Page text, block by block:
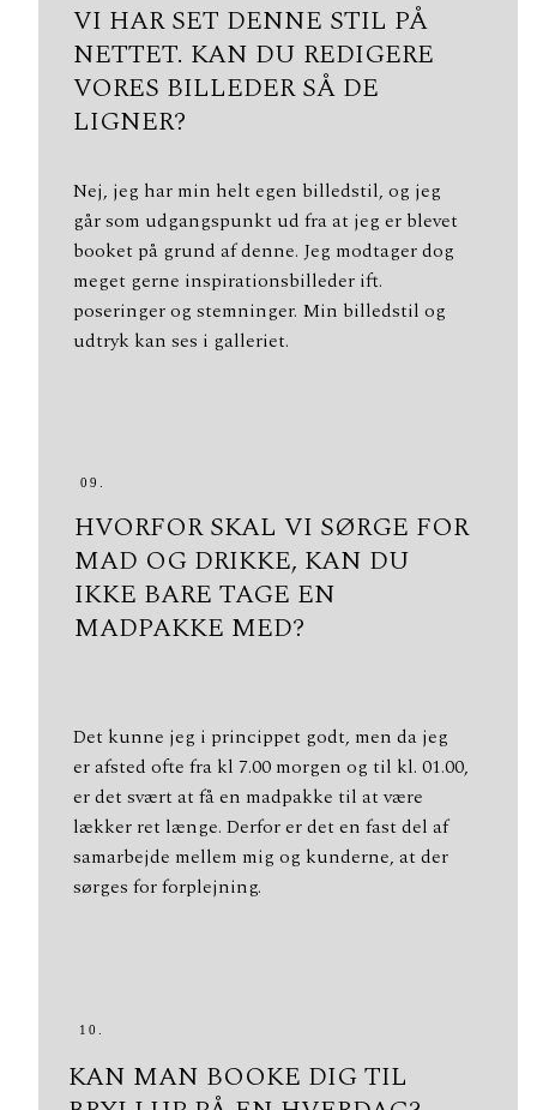
VI HAR SET DENNE STIL PÅ
NETTET. KAN DU REDIGERE
VORES BILLEDER SÅ DE
LIGNER?
Nej, jeg har min helt egen billedstil, og jeg
går som udgangspunkt ud fra at jeg er blevet
booket på grund af denne. Jeg modtager dog
meget gerne inspirationsbilleder ift.
poseringer og stemninger. Min billedstil og
udtryk kan ses i galleriet.
09.
HVORFOR SKAL VI SØRGE FOR
MAD OG DRIKKE, KAN DU
IKKE BARE TAGE EN
MADPAKKE MED?
10.
Det kunne jeg i princippet godt, men da jeg
er afsted ofte fra kl 7.00 morgen og til kl. 01.00,
er det svært at få en madpakke til at være
lækker ret længe. Derfor er det en fast del af
samarbejde mellem mig og kunderne, at der
sørges for forplejning.
KAN MAN BOOKE DIG TIL